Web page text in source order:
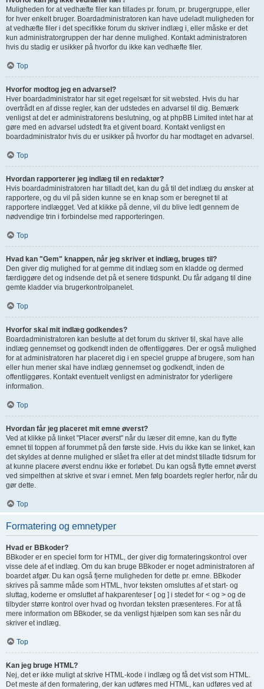
Muligheden for at vedhæfte filer kan tillades pr. forum, pr. brugergruppe, eller
for hver enkelt bruger. Boardadministratoren kan have udeladt muligheden for
at vedhæfte filer i det specifikke forum du skriver indlæg i, eller måske er det
kun administratorgruppen der har denne mulighed. Kontakt administratoren
hvis du stadig er usikker på hvorfor du ikke kan vedhæfte filer.
Top
Hvorfor modtog jeg en advarsel?
Hver boardadministrator har sit eget regelsæt for sit websted. Hvis du har
overtrådt en af disse regler, kan der udstedes en advarsel til dig. Bemærk
venligst at det er administratorens beslutning, og at phpBB Limited intet har at
gøre med en advarsel udstedt fra et givent board. Kontakt venligst en
boardadministrator hvis du er usikker på hvorfor du har modtaget en advarsel.
Top
Hvordan rapporterer jeg indlæg til en redaktør?
Hvis boardadministratoren har tilladt det, kan du gå til det indlæg du ønsker at
rapportere, og du vil på siden kunne se en knap som er beregnet til at
rapportere indlægget. Ved at klikke på denne, vil du blive ledt gennem de
nødvendige trin i forbindelse med rapporteringen.
Top
Hvad kan "Gem" knappen, når jeg skriver et indlæg, bruges til?
Den giver dig mulighed for at gemme dit indlæg som en kladde og dermed
færdiggøre det og indsende det på et senere tidspunkt. Du får adgang til dine
gemte kladder via brugerkontrolpanelet.
Top
Hvorfor skal mit indlæg godkendes?
Boardadministratoren kan beslutte at det forum du skriver til, skal have alle
indlæg gennemset og godkendt inden de offentliggøres. Der er også mulighed
for at administratoren har placeret dig i en speciel gruppe af brugere, som han
eller hun mener skal have indlæg gennemset og godkendt, inden de
offentliggøres. Kontakt eventuelt venligst en administrator for yderligere
information.
Top
Hvordan får jeg placeret mit emne øverst?
Ved at klikke på linket "Placer øverst" når du læser dit emne, kan du flytte
emnet til toppen af forummet på den første side. Hvis du ikke kan se linket, kan
det skyldes at denne mulighed er slået fra eller at det mindst tilladte tidsrum for
at kunne placere øverst endnu ikke er forløbet. Du kan også flytte emnet øverst
ved simpelthen at skrive et svar i emnet. Men følg boardets regler herfor, når du
gør dette.
Top
Formatering og emnetyper
Hvad er BBkoder?
BBkoder er en speciel form for HTML, der giver dig formateringskontrol over
visse dele af et indlæg. Om du kan bruge BBkoder er noget administratoren af
boardet afgør. Du kan også fjerne muligheden for dette pr. emne. BBkoder
skrives på samme måde som HTML, hvor teksten omsluttes af et start- og
sluttag, koderne er omsluttet af hakparenteser [ og ] i stedet for < og > og de
tilbyder større kontrol over hvad og hvordan teksten præsenteres. For at få
mere information om BBkoder, se da venligst hjælpen som kan ses når du
skriver et indlæg.
Top
Kan jeg bruge HTML?
Nej, det er ikke muligt at skrive HTML-kode i indlæg og få det vist som HTML.
Det meste af den formatering, der kan udføres med HTML, kan udføres ved at